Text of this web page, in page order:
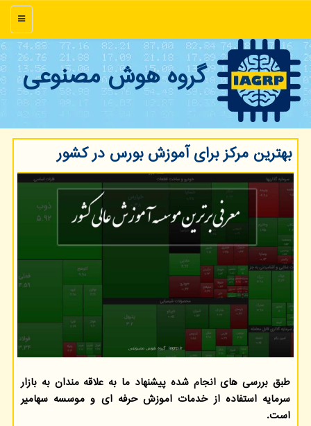
منو
گروه هوش مصنوعی
بهترین مركز برای آموزش بورس در كشور
طبق بررسی های انجام شده پیشنهاد ما به علاقه مندان به بازار
سرمایه استفاده از خدمات اموزش حرفه ای و موسسه سهامیر
است.